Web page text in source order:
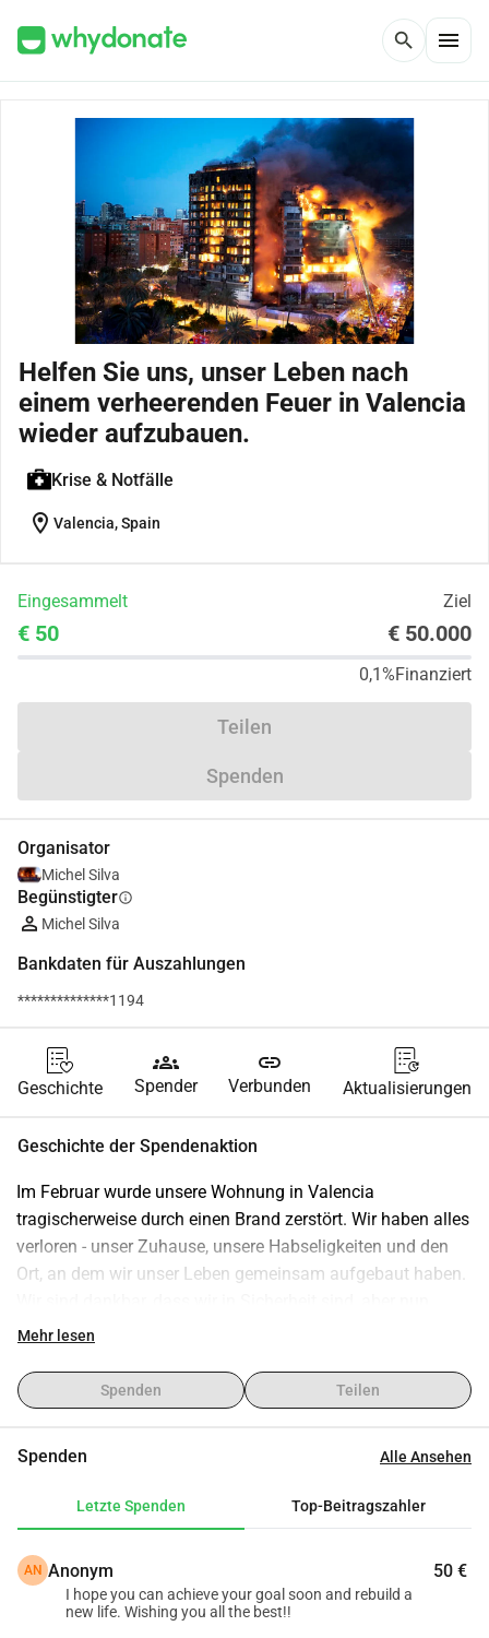
search menu
Helfen Sie uns, unser Leben nach
einem verheerenden Feuer in Valencia
wieder aufzubauen.
Krise & Notfälle
location_on Valencia, Spain
Eingesammelt Ziel
€ 50 € 50.000
0,1%Finanziert
Teilen
Spenden
Organisator
Michel Silva
Begünstigterinfo
Michel Silva
Bankdaten für Auszahlungen
**************1194
Geschichte
groups
Spender
link
Verbunden Aktualisierungen
Geschichte der Spendenaktion
Im Februar wurde unsere Wohnung in Valencia
tragischerweise durch einen Brand zerstört. Wir haben alles
verloren - unser Zuhause, unsere Habseligkeiten und den
Ort, an dem wir unser Leben gemeinsam aufgebaut haben.
stehen wir vor der enormen Aufgabe, unser Leben von
Wir wenden uns an unsere Freunde, Familie und die breitere
Gemeinschaft um Unterstützung während dieser
helfen, vorübergehende Unterkünfte zu finden, später ein
Gegenstände zu ersetzen und wieder ein neues Leben
Wir schätzen Ihre Freundlichkeit und Großzügigkeit mehr,
als Worte ausdrücken können. Vielen Dank, dass Sie in
Mehr lesen
Spenden Teilen
Spenden Alle Ansehen
Letzte Spenden Top-Beitragszahler
AN Anonym 50 €
I hope you can achieve your goal soon and rebuild a
new life. Wishing you all the best!!